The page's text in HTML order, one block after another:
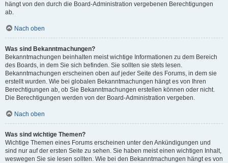
hängt von den durch die Board-Administration vergebenen Berechtigungen
ab.
Nach oben
Was sind Bekanntmachungen?
Bekanntmachungen beinhalten meist wichtige Informationen zu dem Bereich
des Boards, in dem Sie sich befinden. Sie sollten sie stets lesen.
Bekanntmachungen erscheinen oben auf jeder Seite des Forums, in dem sie
erstellt wurden. Wie bei globalen Bekanntmachungen hängt es von Ihren
Berechtigungen ab, ob Sie Bekanntmachungen erstellen können oder nicht.
Die Berechtigungen werden von der Board-Administration vergeben.
Nach oben
Was sind wichtige Themen?
Wichtige Themen eines Forums erscheinen unter den Ankündigungen und
sind nur auf der ersten Seite zu sehen. Sie haben meist einen wichtigen Inhalt,
weswegen Sie sie lesen sollten. Wie bei den Bekanntmachungen hängt es von